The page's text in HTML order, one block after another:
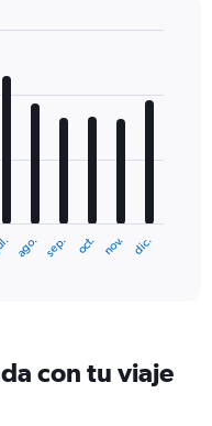
ago. sep. oct. nov. dic.
con tu viaje